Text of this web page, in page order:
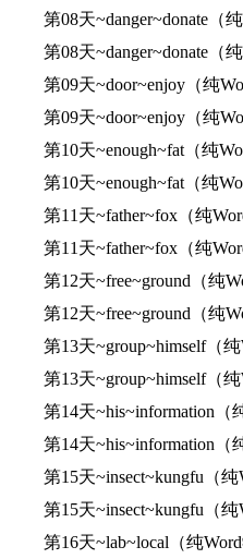
第08天~danger~donate（纯
第08天~danger~donate（纯
第09天~door~enjoy（纯
第09天~door~enjoy（纯
第10天~enough~fat（纯
第10天~enough~fat（纯
第11天~father~fox（纯
第11天~father~fox（纯
第12天~free~ground（纯
第12天~free~ground（纯
第13天~group~himself（纯
第13天~group~himself（纯
第14天~his~information（纯
第14天~his~information（纯
第15天~insect~kungfu（纯
第15天~insect~kungfu（纯
第16天~lab~local（纯Word